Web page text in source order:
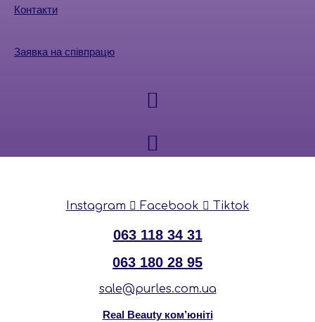
Контакти
Заявка на співпрацю
Instagram Facebook Tiktok
063 118 34 31
063 180 28 95
sale@purles.com.ua
Real Beauty ком’юніті